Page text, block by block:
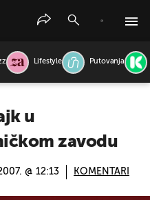
Lifestyle Putovanja
u
zavodu
@ 12:13 KOMENTARI